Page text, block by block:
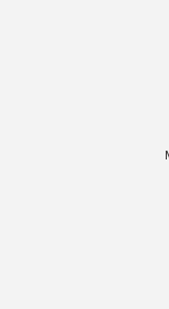
Jinbo 12V 20A 250W